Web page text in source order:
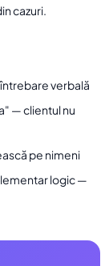
cazuri.
întrebare verbală
— clientul nu
pe nimeni
logic —